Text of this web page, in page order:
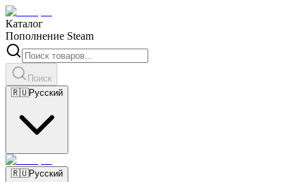
Каталог
Пополнение Steam
Поиск
🇷🇺Русский
🇷🇺Русский